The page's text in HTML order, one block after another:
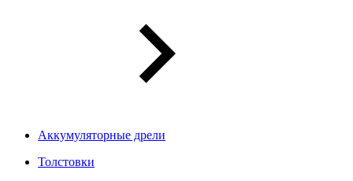
Аккумуляторные дрели
Толстовки